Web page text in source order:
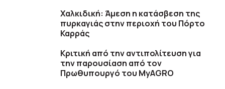
Χαλκιδική: Άμεση η κατάσβεση της
πυρκαγιάς στην περιοχή του Πόρτο
Καρράς
Κριτική από την αντιπολίτευση για
την παρουσίαση από τον
Πρωθυπουργό του MyAGRO